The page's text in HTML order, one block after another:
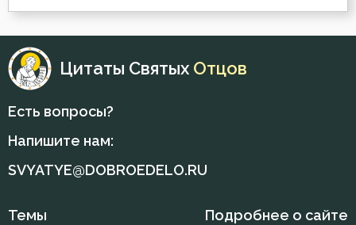
Промысел Божий
Святость
Священники
Сердце
Цитаты Святых Отцов
Есть вопросы?
Напишите нам:
SVYATYE@DOBROEDELO.RU
Темы
Подробнее о сайте